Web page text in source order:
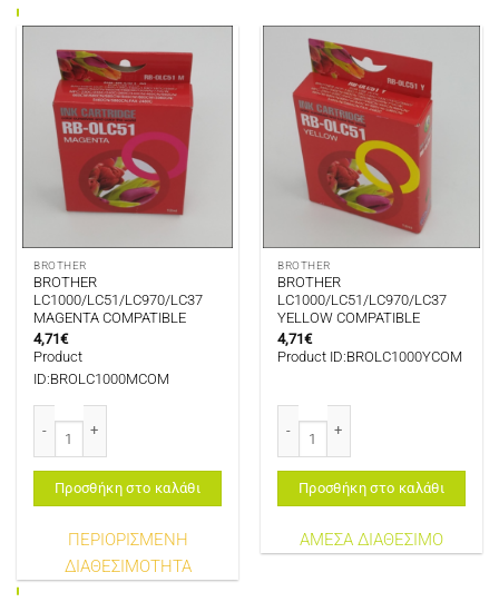
BROTHER
BROTHER
LC1000/LC51/LC970/LC37
MAGENTA COMPATIBLE
4,71€
Product
ID:BROLC1000MCOM
Προσθήκη στο καλάθι
ΠΕΡΙΟΡΙΣΜΕΝΗ
ΔΙΑΘΕΣΙΜΟΤΗΤΑ
BROTHER
BROTHER
LC1000/LC51/LC970/LC37
YELLOW COMPATIBLE
4,71€
Product ID:BROLC1000YCOM
Προσθήκη στο καλάθι
ΑΜΕΣΑ ΔΙΑΘΕΣΙΜΟ